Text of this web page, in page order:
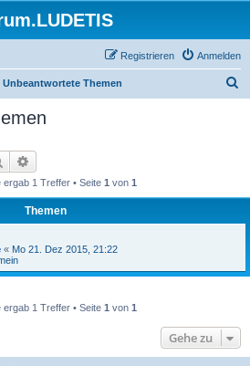
Anmelden
Registrieren
Unbeantwortete Themen
Suche
ergab 1 Treffer • Seite 1 von 1
Themen
« Mo 21. Dez 2015, 21:22
ergab 1 Treffer • Seite 1 von 1
Gehe zu